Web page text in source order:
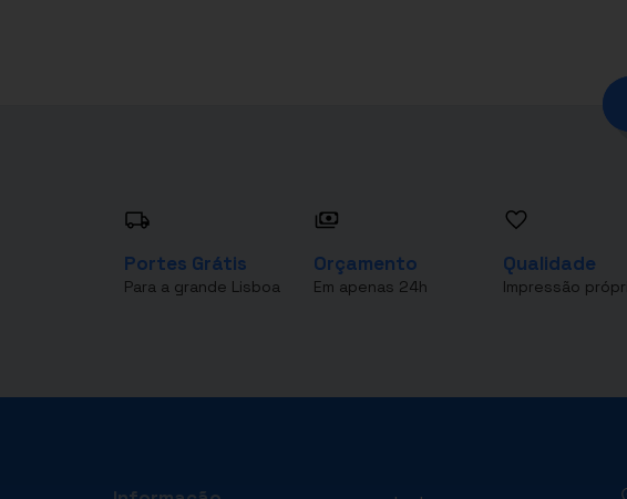
Portes Grátis
Para a grande Lisboa
Orçamento
Em apenas 24h
Qualidade
Impressão